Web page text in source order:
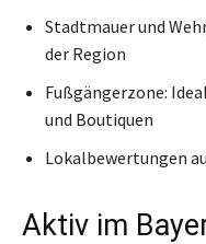
Stadtmauer und
der Region
Fußgängerzone:
und Boutiquen
Lokalbewertungen
Aktiv im